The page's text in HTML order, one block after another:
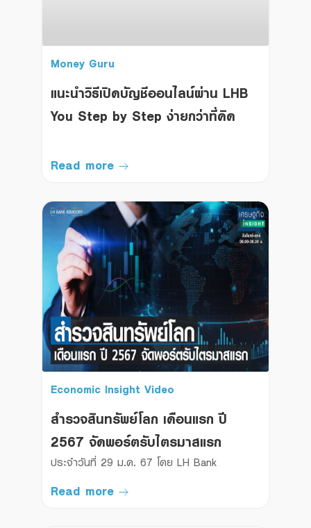
Money Guru
แนะนำวิธีเปิดบัญชีออนไลน์ผ่าน LHB
You Step by Step ง่ายกว่าที่คิด
Read more
Economic Insight Video
สำรวจสินทรัพย์โลก เดือนแรก ปี
2567 จัดพอร์ตรับไตรมาสแรก
ประจำวันที่ 29 ม.ค. 67 โดย LH Bank
Read more